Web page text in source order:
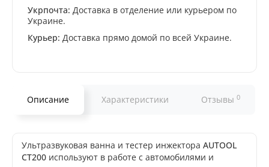
Укрпочта: Доставка в отделение или курьером по
Украине.
Курьер: Доставка прямо домой по всей Украине.
Описание Характеристики Отзывы 0
Ультразвуковая ванна и тестер инжектора AUTOOL
CT200 используют в работе с автомобилями и